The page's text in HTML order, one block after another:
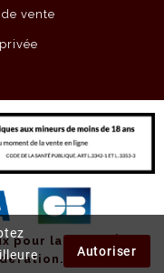
Autoriser
vente
pour la santé.